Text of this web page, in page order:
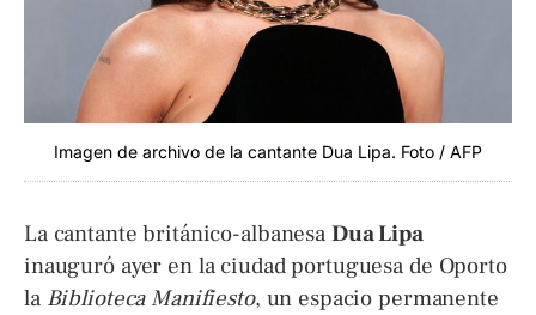
Imagen de archivo de la cantante Dua Lipa. Foto / AFP
La cantante británico-albanesa Dua Lipa
inauguró ayer en la ciudad portuguesa de Oporto
la Biblioteca Manifiesto, un espacio permanente